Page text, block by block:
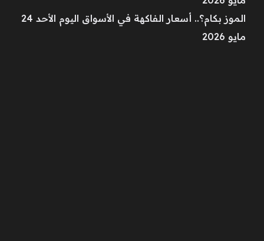
الموز بكام؟.. أسعار الفاكهة في الأسواق اليوم الأحد 24
مايو 2026